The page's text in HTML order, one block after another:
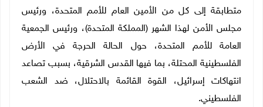
متطابقة إلى كل من الأمين العام للأمم المتحدة، ورئيس
مجلس الأمن لهذا الشهر (المملكة المتحدة)، ورئيس الجمعية
العامة للأمم المتحدة، حول الحالة الحرجة في الأرض
الفلسطينية المحتلة، بما فيها القدس الشرقية، بسبب تصاعد
انتهاكات إسرائيل، القوة القائمة بالاحتلال، ضد الشعب
الفلسطيني.